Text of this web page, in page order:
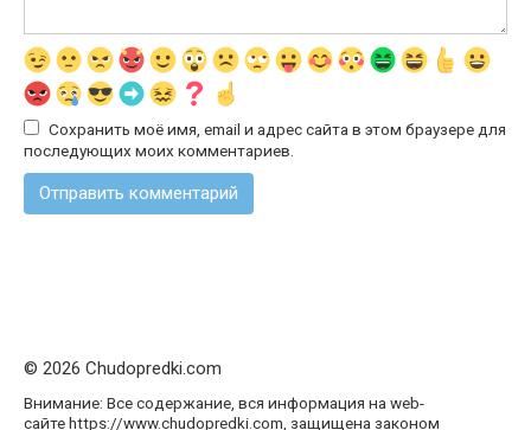
Сохранить моё имя, email и адрес сайта в этом браузере для
последующих моих комментариев.
© 2026 Chudopredki.com
Внимание: Все содержание, вся информация на web-
сайте https://www.chudopredki.com, защищена законом